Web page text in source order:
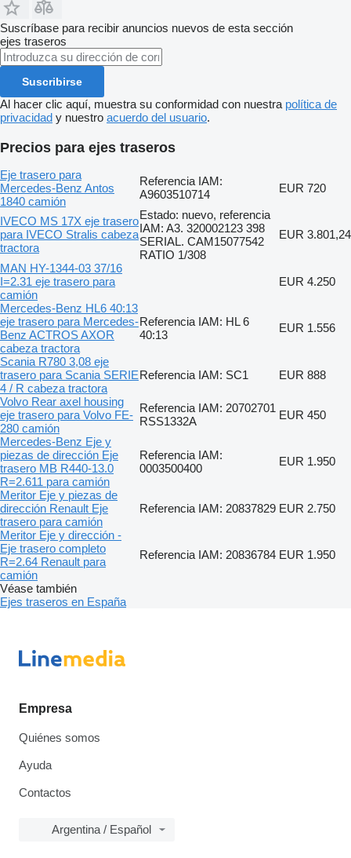
Suscríbase para recibir anuncios nuevos de esta sección
ejes traseros
Suscribirse
Al hacer clic aquí, muestra su conformidad con nuestra política de
privacidad y nuestro acuerdo del usuario.
Precios para ejes traseros
Eje trasero para
Mercedes-Benz Antos
1840 camión
Referencia IAM:
A9603510714
EUR 720
IVECO MS 17X eje trasero
para IVECO Stralis cabeza
tractora
Estado: nuevo, referencia
IAM: A3. 320002123 398
SERIAL. CAM15077542
RATIO 1/308
EUR 3.801,24
MAN HY-1344-03 37/16
I=2.31 eje trasero para
camión
EUR 4.250
Mercedes-Benz HL6 40:13
eje trasero para Mercedes-
Benz ACTROS AXOR
cabeza tractora
Referencia IAM: HL 6
40:13
EUR 1.556
Scania R780 3,08 eje
trasero para Scania SERIE
4 / R cabeza tractora
Referencia IAM: SC1
EUR 888
Volvo Rear axel housing
eje trasero para Volvo FE-
280 camión
Referencia IAM: 20702701
RSS1332A
EUR 450
Mercedes-Benz Eje y
piezas de dirección Eje
trasero MB R440-13.0
R=2.611 para camión
Referencia IAM:
0003500400
EUR 1.950
Meritor Eje y piezas de
dirección Renault Eje
trasero para camión
Referencia IAM: 20837829 EUR 2.750
Meritor Eje y dirección -
Eje trasero completo
R=2.64 Renault para
camión
Referencia IAM: 20836784 EUR 1.950
Véase también
Ejes traseros en España
Empresa
Quiénes somos
Ayuda
Contactos
Argentina / Español